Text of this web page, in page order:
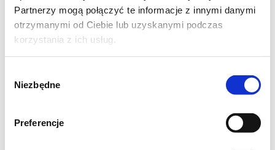
Partnerzy mogą połączyć te informacje z innymi danymi
otrzymanymi od Ciebie lub uzyskanymi podczas
korzystania z ich usług.
zgody
Niezbędne
Preferencje